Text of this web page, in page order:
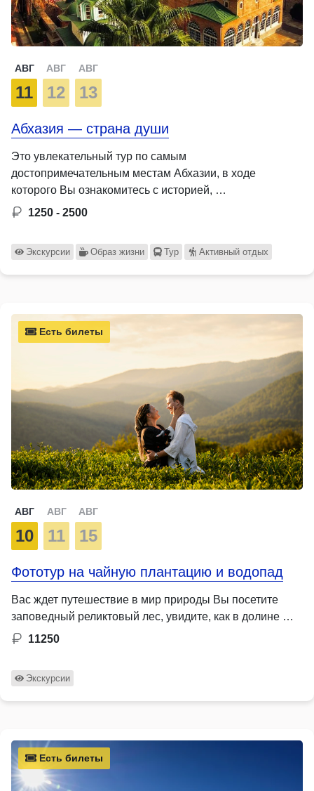
АВГ
11
АВГ
12
АВГ
13
Абхазия — страна души
Это увлекательный тур по самым
достопримечательным местам Абхазии, в ходе
которого Вы ознакомитесь с историей, …
1250 - 2500
Экскурсии Образ жизни Тур Активный отдых
Есть билеты
АВГ
10
АВГ
11
АВГ
15
Фототур на чайную плантацию и водопад
Вас ждет путешествие в мир природы Вы посетите
заповедный реликтовый лес, увидите, как в долине …
11250
Экскурсии
Есть билеты